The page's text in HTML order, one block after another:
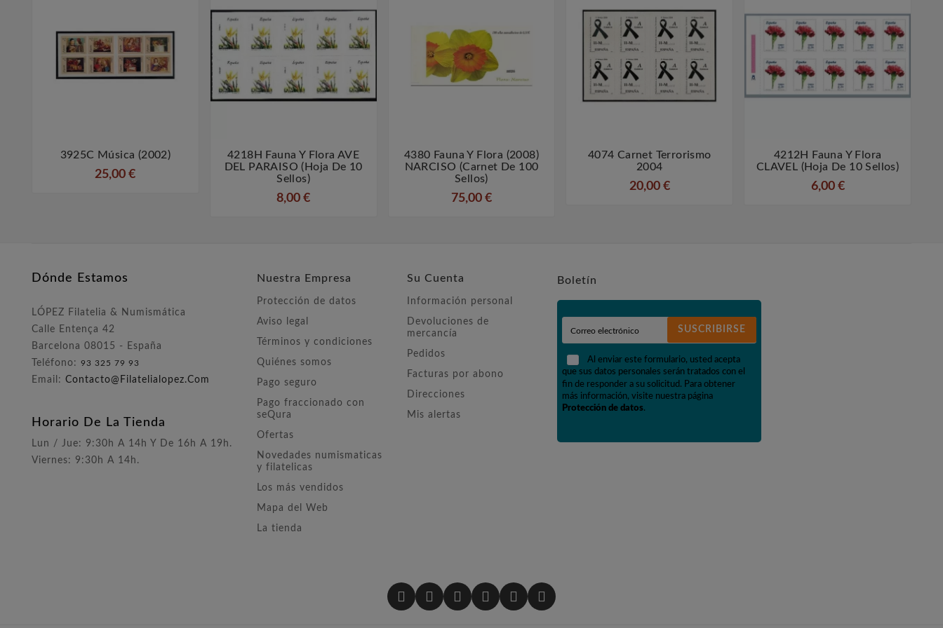
3925C Música (2002)
25,00 €
 
4218H Fauna Y Flora AVE
DEL PARAISO (hoja De 10
Sellos)
8,00 €
 
4380 Fauna Y Flora (2008)
NARCISO (carnet De 100
Sellos)
75,00 €
 
4074 Carnet Terrorismo
2004
20,00 €
 
4212H Fauna Y Flora
CLAVEL (hoja De 10 Sellos)
6,00 €
Dónde Estamos
LÓPEZ Filatelia & Numismática
Calle Entença 42
Barcelona 08015 - España
Teléfono: 93 325 79 93
Email: Contacto@filatelialopez.com
Horario De La Tienda
Lun / Jue: 9:30h A 14h Y De 16h A 19h.
Viernes: 9:30h A 14h.
Nuestra Empresa
Protección de datos
Aviso legal
Términos y condiciones
Quiénes somos
Pago seguro
Pago fraccionado con
seQura
Ofertas
Novedades numismaticas
y filatelicas
Los más vendidos
Mapa del Web
La tienda
Su Cuenta
Información personal
Devoluciones de
mercancía
Pedidos
Facturas por abono
Direcciones
Mis alertas
Boletín
SUSCRIBIRSE
Al enviar este formulario, usted acepta
que sus datos personales serán tratados con el
fin de responder a su solicitud. Para obtener
más información, visite nuestra página
Protección de datos.